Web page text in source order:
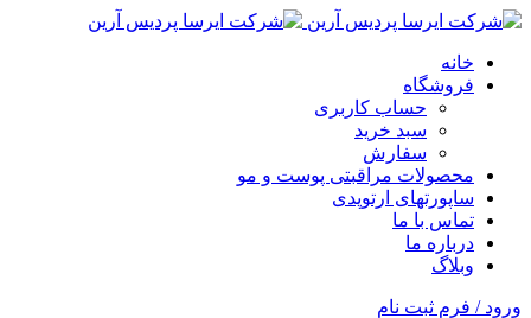
خانه
فروشگاه
حساب کاربری
سبد خرید
سفارش
محصولات مراقبتی پوست و مو
ساپورتهای ارتوپدی
تماس با ما
درباره ما
وبلاگ
ورود / فرم ثبت نام